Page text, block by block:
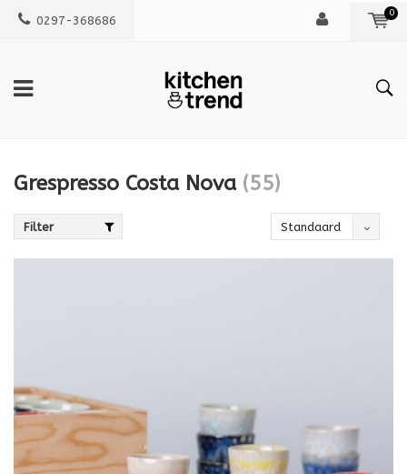
0297-368686
0
Grespresso Costa Nova (55)
Filter Standaard